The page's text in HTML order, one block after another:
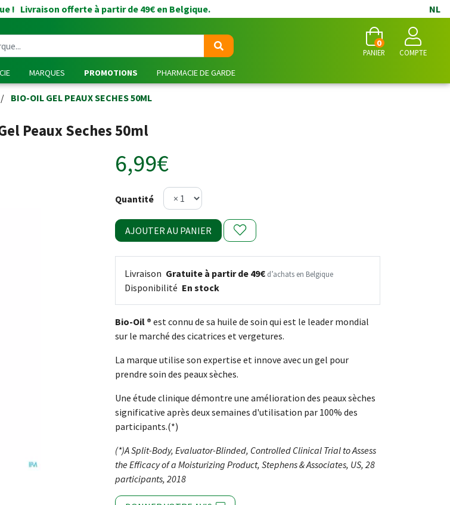
! Livraison offerte à partir de 49€ en Belgique. NL
PANIER
0
COMPTE
MARQUES PROMOTIONS PHARMACIE DE GARDE
BIO-OIL GEL PEAUX SECHES 50ML
Peaux Seches 50ml
6,99€
Quantité
AJOUTER AU PANIER
Livraison Gratuite à partir de 49€ d’achats en Belgique
Disponibilité En stock
Bio-Oil ® est connu de sa huile de soin qui est le leader mondial
sur le marché des cicatrices et vergetures.
La marque utilise son expertise et innove avec un gel pour
prendre soin des peaux sèches.
Une étude clinique démontre une amélioration des peaux sèches
significative après deux semaines d'utilisation par 100% des
participants.(*)
(*)A Split-Body, Evaluator-Blinded, Controlled Clinical Trial to Assess
the Efficacy of a Moisturizing Product, Stephens & Associates, US, 28
participants, 2018